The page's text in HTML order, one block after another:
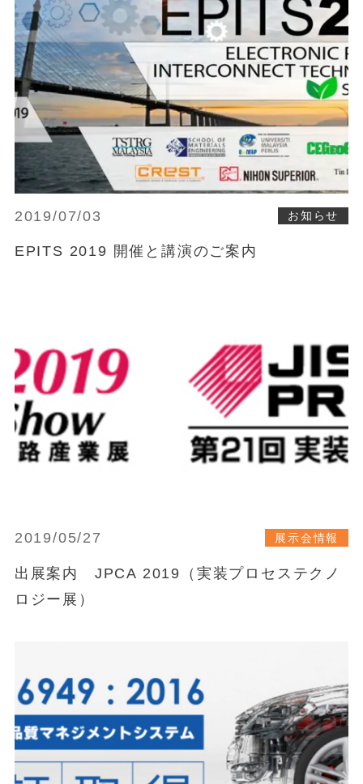
2019/07/03 お知らせ
EPITS 2019 開催と講演のご案内
2019/05/27 展示会情報
出展案内 JPCA 2019（実装プロセステクノ
ロジー展）